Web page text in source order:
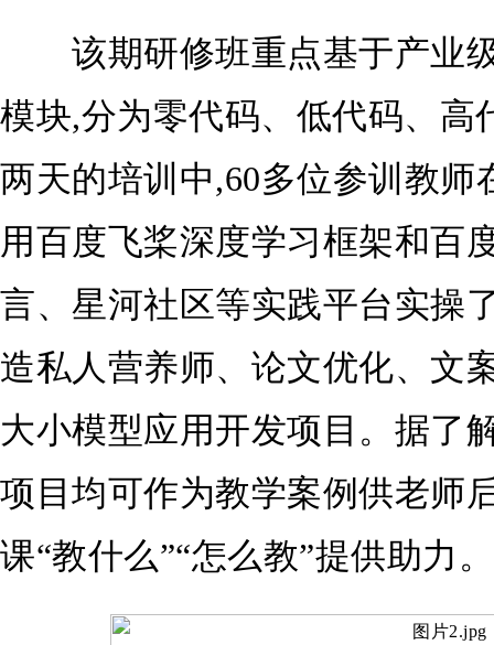
该期研修班重点基于产业
模块,分为零代码、低代码、高
两天的培训中,60多位参训教
用百度飞桨深度学习框架和百
言、星河社区等实践平台实操
造私人营养师、论文优化、文
大小模型应用开发项目。据了
项目均可作为教学案例供老师
课“教什么”“怎么教”提供助力。